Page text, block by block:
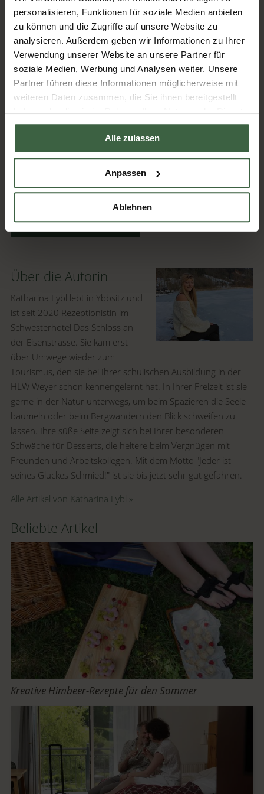
personalisieren, Funktionen für soziale Medien anbieten
zu können und die Zugriffe auf unsere Website zu
analysieren. Außerdem geben wir Informationen zu Ihrer
Verwendung unserer Website an unsere Partner für
soziale Medien, Werbung und Analysen weiter. Unsere
Partner führen diese Informationen möglicherweise mit
weiteren Daten zusammen, die Sie ihnen bereitgestellt
haben oder die sie im Rahmen Ihrer Nutzung der Dienste
gesammelt haben.
Alle zulassen
Anpassen
Ablehnen
Gerald Prüller
Stift Seitenstetten
RelaxResort Kothmühle
zurück zur Übersicht
Jetzt keinen Artikel mehr verpassen.
zur Newsletter anmeldung
Über die Autorin
Katharina Eybl lebt in Ybbsitz und
ist seit 2020 Rezeptionistin im
Schwesterhotel Das Schloss an
der Eisenstrasse. Sie kam erst
über Umwege wieder zum
Tourismus, den sie bei Ihrer schulischen Ausbildung in der
HLW Weyer schon kennengelernt hat. In Ihrer Freizeit ist sie
gerne in der Natur unterwegs, um beim Spazieren die Seele
baumeln oder beim Bergwandern den Blick schweifen zu
lassen. Ihre süße Seite zeigt sich bei Ihrer besonderen
Schwäche für Desserts, die heitere beim Vergnügen mit
Freunden und Arbeitskollegen. Mit dem Motto "Jeder ist
seines Glückes Schmied!" ist sie bis jetzt sehr gut gefahren.
Alle Artikel von Katharina Eybl »
Beliebte Artikel
Kreative Himbeer-Rezepte für den Sommer